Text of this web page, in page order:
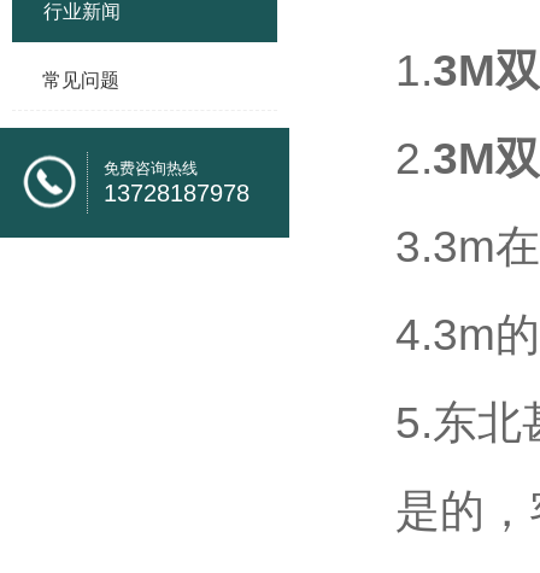
行业新闻
常见问题
免费咨询热线
13728187978
1.3M
2.3M
3.3m
4.3m
5.东北
是的